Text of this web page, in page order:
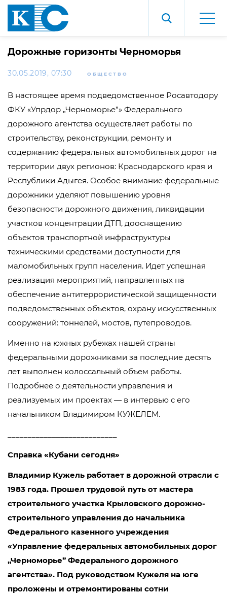
Дорожные горизонты Черноморья
30.05.2019, 07:30 ОБЩЕСТВО
В настоящее время подведомственное Росавтодору
ФКУ «Упрдор „Черноморье”» Федерального
дорожного агентства осуществляет работы по
строительству, реконструкции, ремонту и
содержанию федеральных автомобильных дорог на
территории двух регионов: Краснодарского края и
Республики Адыгея. Особое внимание федеральные
дорожники уделяют повышению уровня
безопасности дорожного движения, ликвидации
участков концентрации ДТП, дооснащению
объектов транспортной инфраструктуры
техническими средствами доступности для
маломобильных групп населения. Идет успешная
реализация мероприятий, направленных на
обеспечение антитеррористической защищенности
подведомственных объектов, охрану искусственных
сооружений: тоннелей, мостов, путепроводов.
Именно на южных рубежах нашей страны
федеральными дорожниками за последние десять
лет выполнен колоссальный объем работы.
Подробнее о деятельности управления и
реализуемых им проектах — в интервью с его
начальником Владимиром КУЖЕЛЕМ.
Справка «Кубани сегодня»
Владимир Кужель работает в дорожной отрасли с
1983 года. Прошел трудовой путь от мастера
строительного участка Крыловского дорожно-
строительного управления до начальника
Федерального казенного учреждения
«Управление федеральных автомобильных дорог
„Черноморье” Федерального дорожного
агентства». Под руководством Кужеля на юге
проложены и отремонтированы сотни